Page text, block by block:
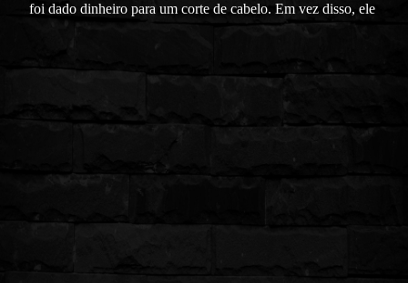
foi dado dinheiro para um corte de cabelo. Em vez disso, ele